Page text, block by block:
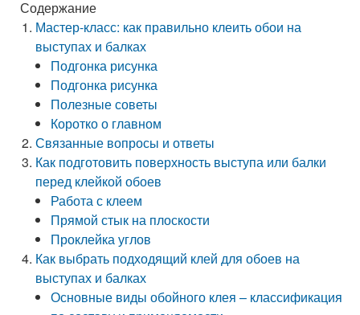
Содержание
Мастер-класс: как правильно клеить обои на
выступах и балках
Подгонка рисунка
Подгонка рисунка
Полезные советы
Коротко о главном
Связанные вопросы и ответы
Как подготовить поверхность выступа или балки
перед клейкой обоев
Работа с клеем
Прямой стык на плоскости
Проклейка углов
Как выбрать подходящий клей для обоев на
выступах и балках
Основные виды обойного клея – классификация